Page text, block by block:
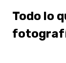
Todo lo